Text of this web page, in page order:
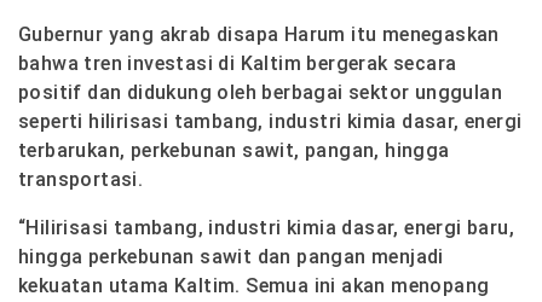
Gubernur yang akrab disapa Harum itu menegaskan
bahwa tren investasi di Kaltim bergerak secara
positif dan didukung oleh berbagai sektor unggulan
seperti hilirisasi tambang, industri kimia dasar, energi
terbarukan, perkebunan sawit, pangan, hingga
transportasi.
“Hilirisasi tambang, industri kimia dasar, energi baru,
hingga perkebunan sawit dan pangan menjadi
kekuatan utama Kaltim. Semua ini akan menopang